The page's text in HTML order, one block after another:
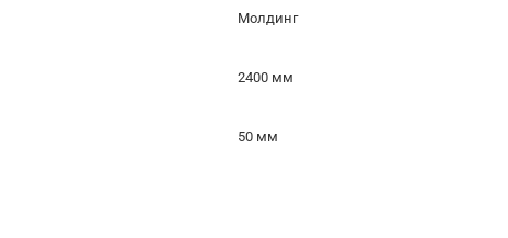
Молдинг
2400 мм
50 мм